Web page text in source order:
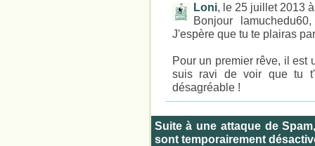
Loni, le 25 juillet 2013
Bonjour
J'espère que tu te plairas
Pour un premier rêve, il est
suis ravi de voir que tu
désagréable !
Suite à une attaque de
sont temporairement